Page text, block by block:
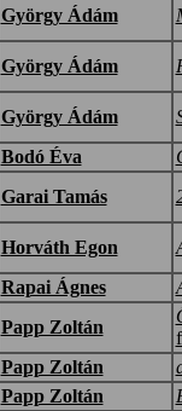
György Ádám
György Ádám
György Ádám
Bodó Éva
Garai Tamás
Horváth Egon
Rapai Ágnes
Papp Zoltán
Papp Zoltán
Papp Zoltán